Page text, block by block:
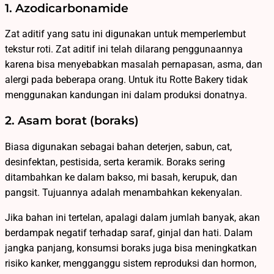
1. Azodicarbonamide
Zat aditif yang satu ini digunakan untuk memperlembut
tekstur roti. Zat aditif ini telah dilarang penggunaannya
karena bisa menyebabkan masalah pernapasan, asma, dan
alergi pada beberapa orang. Untuk itu Rotte Bakery tidak
menggunakan kandungan ini dalam produksi donatnya.
2. Asam borat (boraks)
Biasa digunakan sebagai bahan deterjen, sabun, cat,
desinfektan, pestisida, serta keramik. Boraks sering
ditambahkan ke dalam bakso, mi basah, kerupuk, dan
pangsit. Tujuannya adalah menambahkan kekenyalan.
Jika bahan ini tertelan, apalagi dalam jumlah banyak, akan
berdampak negatif terhadap saraf, ginjal dan hati. Dalam
jangka panjang, konsumsi boraks juga bisa meningkatkan
risiko kanker, mengganggu sistem reproduksi dan hormon,